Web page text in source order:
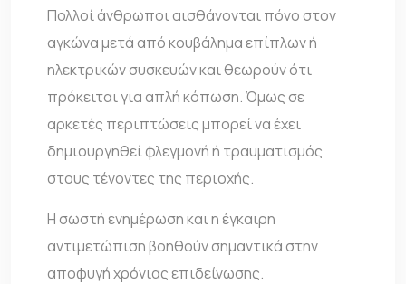
Πολλοί άνθρωποι αισθάνονται πόνο στον
αγκώνα μετά από κουβάλημα επίπλων ή
ηλεκτρικών συσκευών και θεωρούν ότι
πρόκειται για απλή κόπωση. Όμως σε
αρκετές περιπτώσεις μπορεί να έχει
δημιουργηθεί φλεγμονή ή τραυματισμός
στους τένοντες της περιοχής.
Η σωστή ενημέρωση και η έγκαιρη
αντιμετώπιση βοηθούν σημαντικά στην
αποφυγή χρόνιας επιδείνωσης.